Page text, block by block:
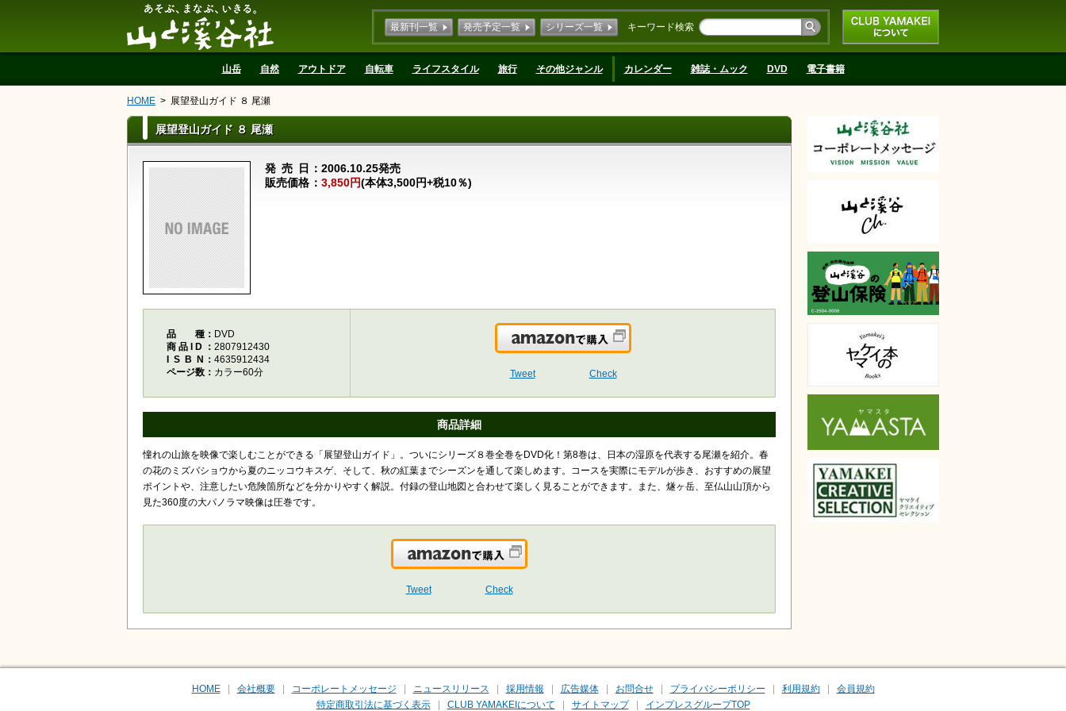
CLUB YAMAKEIにつ
いて
キーワード検索
最新刊一覧 発売予定一覧 シリーズ一覧
山岳 自然 アウトドア 自転車 ライフスタイル 旅行 その他ジャンル カレンダー 雑誌・ムック DVD 電子書籍
HOME 展望登山ガイド ８ 尾瀬
展望登山ガイド ８ 尾瀬
発売日 2006.10.25発売
販売価格
3,850円(本体3,500円+税10％)
品種DVD
商品ID
2807912430
ISBN
4635912434
ページ数
カラー60分
Amazonで購入
Tweet Check
商品詳細
憧れの山旅を映像で楽しむことができる「展望登山ガイド」。ついにシリーズ８巻全巻をDVD化！第8巻は、日本の湿原を代表する尾瀬を紹介。春
の花のミズバショウから夏のニッコウキスゲ、そして、秋の紅葉までシーズンを通して楽しめます。コースを実際にモデルが歩き、おすすめの展望
ポイントや、注意したい危険箇所などを分かりやすく解説。付録の登山地図と合わせて楽しく見ることができます。また、燧ヶ岳、至仏山山頂から
見た360度の大パノラマ映像は圧巻です。
Amazonで購入
Tweet Check
HOME 会社概要 コーポレートメッセージ ニュースリリース 採用情報 広告媒体 お問合せ プライバシーポリシー 利用規約
会員規約
特定商取引法に基づく表示
CLUB YAMAKEIについて サイトマップ インプレスグループTOP